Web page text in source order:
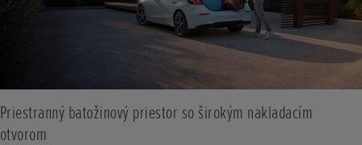
Priestranný batožinový priestor so širokým nakladacím
otvorom